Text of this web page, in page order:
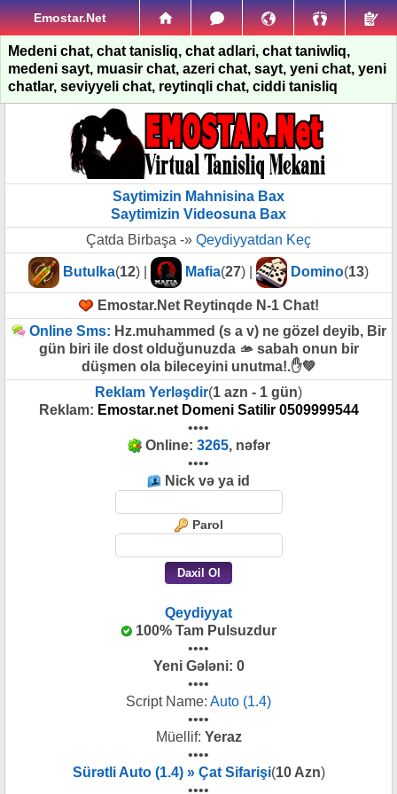
Emostar.Net
Medeni chat, chat tanisliq, chat adlari, chat taniwliq,
medeni sayt, muasir chat, azeri chat, sayt, yeni chat, yeni
chatlar, seviyyeli chat, reytinqli chat, ciddi tanisliq
Saytimizin Mahnisina Bax
Saytimizin Videosuna Bax
Çatda Birbaşa -» Qeydiyyatdan Keç
Butulka(12) | Mafia(27) | Domino(13)
Emostar.Net Reytinqde N-1 Chat!
Online Sms: Hz.muhammed (s a v) ne gözel deyib, Bir
gün biri ile dost olduğunuzda 🫴 sabah onun bir
düşmen ola bileceyini unutma!.✋️💚
Reklam Yerləşdir(1 azn - 1 gün)
Reklam: Emostar.net Domeni Satilir 0509999544
••••
Online: 3265, nəfər
••••
Nick və ya id
Parol
Qeydiyyat
100% Tam Pulsuzdur
••••
Yeni Gələni: 0
••••
Script Name: Auto (1.4)
••••
Müellif: Yeraz
••••
Sürətli Auto (1.4) » Çat Sifarişi(10 Azn)
••••